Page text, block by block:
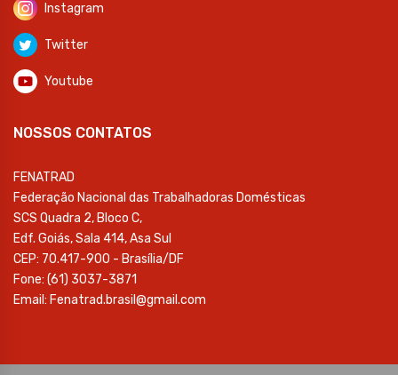
Instagram
Twitter
Youtube
NOSSOS CONTATOS
FENATRAD
Federação Nacional das Trabalhadoras Domésticas
SCS Quadra 2, Bloco C,
Edf. Goiás, Sala 414, Asa Sul
CEP: 70.417-900 - Brasília/DF
Fone: (61) 3037-3871
Email: Fenatrad.brasil@gmail.com